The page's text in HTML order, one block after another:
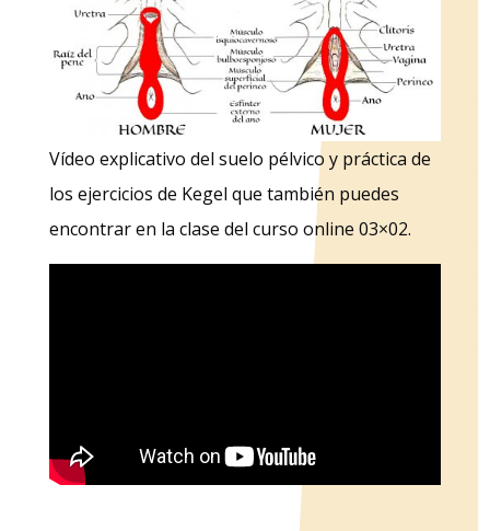
Vídeo explicativo del suelo pélvico y práctica de
los ejercicios de Kegel que también puedes
encontrar en la clase del curso online 03×02.